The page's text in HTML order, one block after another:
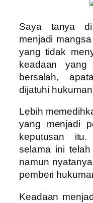
Saya tanya
menjadi
yang tidak
keadaan
bersalah,
dijatuhi
Lebih
yang menjadi
keputusan
selama ini
namun
pemberi
Keadaan